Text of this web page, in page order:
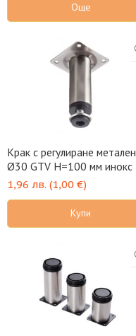
Още
Крак с регулиране метален
Ø30 GTV H=100 мм инокс
1,96 лв. (1,00 €)
Купи